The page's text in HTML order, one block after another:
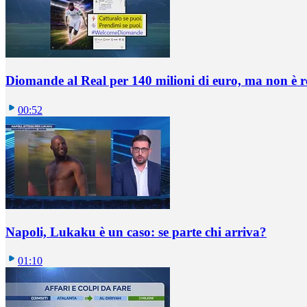
Diomande al Real per 140 milioni di euro, ma non è
00:52
Napoli, Lukaku è un caso: se parte chi arriva?
01:10